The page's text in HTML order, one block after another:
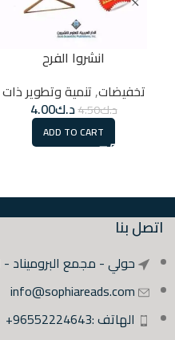
انشروا الفرح
تخفيضات,تنمية وتطوير ذات
د.ك4.50د.ك4.00
ADD TO CART
اتصل بنا
حولي - مجمع البروميناد -
info@sophiareads.com
الهاتف :96552224643+